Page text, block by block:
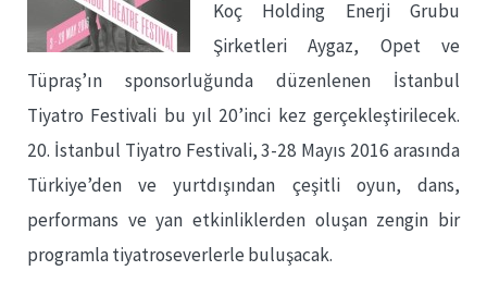
Koç Holding Enerji Grubu
Şirketleri Aygaz, Opet ve
Tüpraş’ın sponsorluğunda düzenlenen İstanbul
Tiyatro Festivali bu yıl 20’inci kez gerçekleştirilecek.
20. İstanbul Tiyatro Festivali, 3-28 Mayıs 2016 arasında
Türkiye’den ve yurtdışından çeşitli oyun, dans,
performans ve yan etkinliklerden oluşan zengin bir
programla tiyatroseverlerle buluşacak.